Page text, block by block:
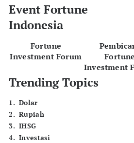
Event Fortune
Indonesia
Fortune
Investment Forum
Fortune
Investment
Trending Topics
1. Dolar
2. Rupiah
3. IHSG
4. Investasi